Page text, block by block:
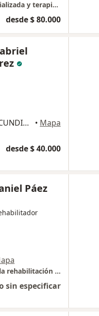
solumedicu consulta medica especializada y terapia alternativa
desde $ 80.000
KRA 12 NUMERO 8 - 68 BARRIO CUNDINAMARCA, Duitama • Mapa
desde $ 40.000
Páez
Electrodiagnóstico - Fisiatras para la rehabilitación del Adulto y la Habilitación Infantil
sin especificar